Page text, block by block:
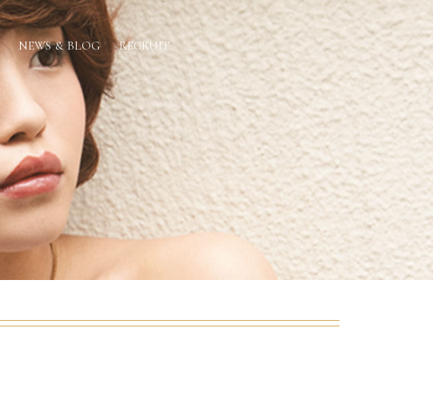
NEWS & BLOG RECRUIT